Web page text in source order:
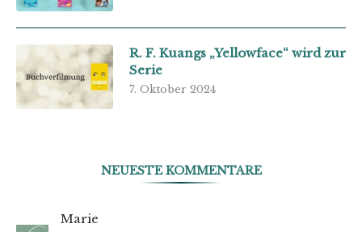
R. F. Kuangs „Yellowface“ wird zur
Serie
7. Oktober 2024
NEUESTE KOMMENTARE
Marie